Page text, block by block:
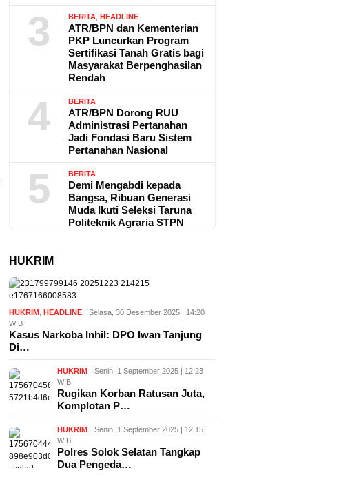
3 BERITA HEADLINE
ATR/BPN dan Kementerian
PKP Luncurkan Program
Sertifikasi Tanah Gratis bagi
Masyarakat Berpenghasilan
Rendah
4 BERITA
ATR/BPN Dorong RUU
Administrasi Pertanahan
Jadi Fondasi Baru Sistem
Pertanahan Nasional
5 BERITA
Demi Mengabdi kepada
Bangsa, Ribuan Generasi
Muda Ikuti Seleksi Taruna
Politeknik Agraria STPN
HUKRIM
HUKRIM HEADLINE
Selasa, 30 Desember 2025 | 14:20
WIB
Kasus Narkoba Inhil: DPO Iwan Tanjung
Di…
HUKRIM
Senin, 1 September 2025 | 12:23
WIB
Rugikan Korban Ratusan Juta,
Komplotan P…
HUKRIM
Senin, 1 September 2025 | 12:15
WIB
Polres Solok Selatan Tangkap
Dua Pengeda…